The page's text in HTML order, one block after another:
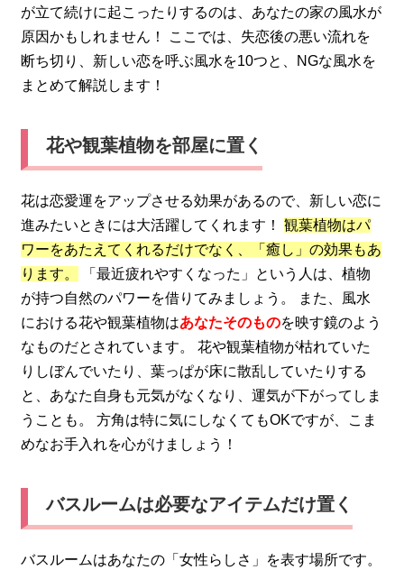
が立て続けに起こったりするのは、あなたの家の風水が
原因かもしれません！ ここでは、失恋後の悪い流れを
断ち切り、新しい恋を呼ぶ風水を10つと、NGな風水を
まとめて解説します！
花や観葉植物を部屋に置く
花は恋愛運をアップさせる効果があるので、新しい恋に
進みたいときには大活躍してくれます！観葉植物はパ
ワーをあたえてくれるだけでなく、「癒し」の効果もあ
ります。
「最近疲れやすくなった」という人は、植物
が持つ自然のパワーを借りてみましょう。 また、風水
における花や観葉植物はあなたそのものを映す鏡のよう
なものだとされています。 花や観葉植物が枯れていた
りしぼんでいたり、葉っぱが床に散乱していたりする
と、あなた自身も元気がなくなり、運気が下がってしま
うことも。 方角は特に気にしなくてもOKですが、こま
めなお手入れを心がけましょう！
バスルームは必要なアイテムだけ置く
バスルームはあなたの「女性らしさ」を表す場所です。